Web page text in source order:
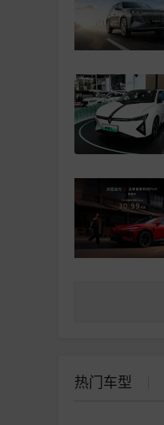
热门车型